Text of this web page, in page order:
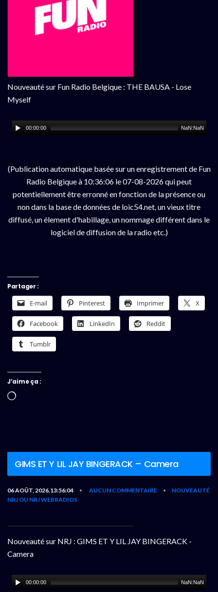
Nouveauté sur Fun Radio Belgique : THE BAUSA - Lose
Myself
00:00:00 NaN:NaN
(Publication automatique basée sur un enregistrement de Fun
Radio Belgique à 10:36:06 le 07-08-2026 qui peut
potentiellement être erronné en fonction de la présence ou
non dans la base de données de loic54.net, un vieux titre
diffusé, un élement d'habillage, un nommage différent dans le
logiciel de diffusion de la radio etc.)
Partager :
E-mail Pinterest Imprimer X
Facebook LinkedIn Reddit
Tumblr
J’aime ça :
Chargement…
GIMS ET Y LIL JAY BINGERACK – Camera
06 AOÛT, 2026,13:56:04 • AUCUN COMMENTAIRE •
NOUVEAUTÉ
NRJ OU NRJ WEBRADIOS
Nouveauté sur NRJ : GIMS ET Y LIL JAY BINGERACK -
Camera
00:00:00 NaN:NaN